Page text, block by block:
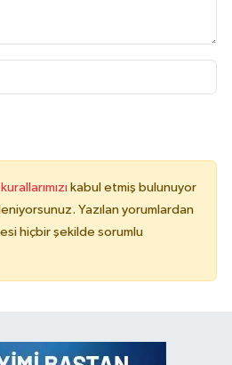
kabul etmiş bulunuyor
Yazılan yorumlardan
hiçbir şekilde sorumlu